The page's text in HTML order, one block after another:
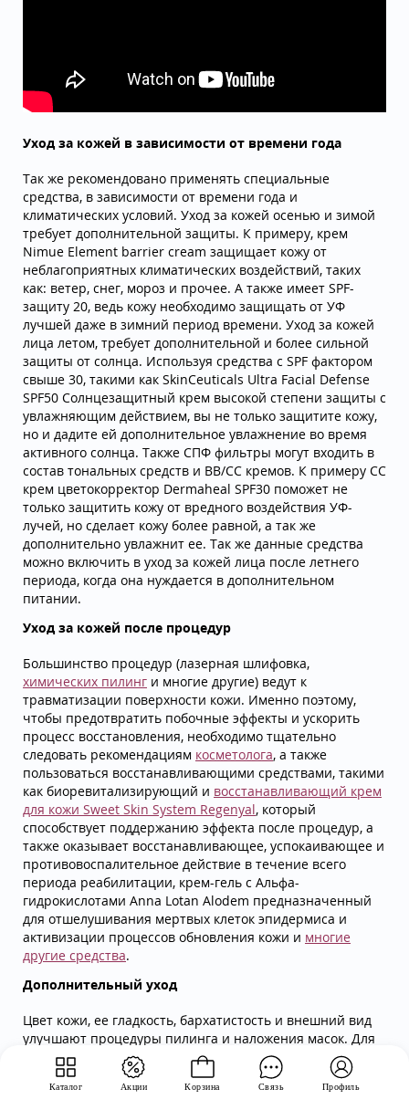
Каталог Акции Корзина Связь Профиль
Уход за кожей в зависимости от времени года
Так же рекомендовано применять специальные
средства, в зависимости от времени года и
климатических условий. Уход за кожей осенью и зимой
требует дополнительной защиты. К примеру, крем
Nimue Element barrier cream защищает кожу от
неблагоприятных климатических воздействий, таких
как: ветер, снег, мороз и прочее. А также имеет SPF-
защиту 20, ведь кожу необходимо защищать от УФ
лучшей даже в зимний период времени. Уход за кожей
лица летом, требует дополнительной и более сильной
защиты от солнца. Используя средства с SPF фактором
свыше 30, такими как SkinCeuticals Ultra Facial Defense
SPF50 Солнцезащитный крем высокой степени защиты с
увлажняющим действием, вы не только защитите кожу,
но и дадите ей дополнительное увлажнение во время
активного солнца. Также СПФ фильтры могут входить в
состав тональных средств и BB/CC кремов. К примеру СС
крем цветокорректор Dermaheal SPF30 поможет не
только защитить кожу от вредного воздействия УФ-
лучей, но сделает кожу более равной, а так же
дополнительно увлажнит ее. Так же данные средства
можно включить в уход за кожей лица после летнего
периода, когда она нуждается в дополнительном
питании.
Уход за кожей после процедур
Большинство процедур (лазерная шлифовка,
химических пилинг и многие другие) ведут к
травматизации поверхности кожи. Именно поэтому,
чтобы предотвратить побочные эффекты и ускорить
процесс восстановления, необходимо тщательно
следовать рекомендациям косметолога, а также
пользоваться восстанавливающими средствами, такими
как биоревитализирующий и восстанавливающий крем
для кожи Sweet Skin System Regenyal, который
способствует поддержанию эффекта после процедур, а
также оказывает восстанавливающее, успокаивающее и
противовоспалительное действие в течение всего
периода реабилитации, крем-гель с Альфа-
гидрокислотами Anna Lotan Alodem предназначенный
для отшелушивания мертвых клеток эпидермиса и
активизации процессов обновления кожи и многие
другие средства.
Дополнительный уход
Цвет кожи, ее гладкость, бархатистость и внешний вид
улучшают процедуры пилинга и наложения масок. Для
более глубокого проникновения в структуру кожи
увлажающих и питающих компонентов, сывороток и
масок, можно использовать глубокое очищение в виде